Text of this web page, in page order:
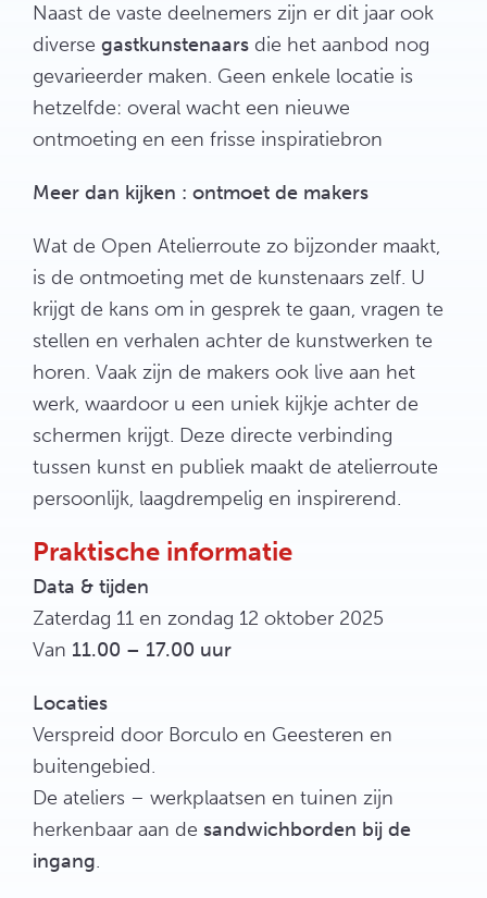
Naast de vaste deelnemers zijn er dit jaar ook
diverse gastkunstenaars die het aanbod nog
gevarieerder maken. Geen enkele locatie is
hetzelfde: overal wacht een nieuwe
ontmoeting en een frisse inspiratiebron
Meer dan kijken : ontmoet de makers
Wat de Open Atelierroute zo bijzonder maakt,
is de ontmoeting met de kunstenaars zelf. U
krijgt de kans om in gesprek te gaan, vragen te
stellen en verhalen achter de kunstwerken te
horen. Vaak zijn de makers ook live aan het
werk, waardoor u een uniek kijkje achter de
schermen krijgt. Deze directe verbinding
tussen kunst en publiek maakt de atelierroute
persoonlijk, laagdrempelig en inspirerend.
Praktische informatie
Data & tijden
Zaterdag 11 en zondag 12 oktober 2025
Van 11.00 – 17.00 uur
Locaties
Verspreid door Borculo en Geesteren en
buitengebied.
De ateliers – werkplaatsen en tuinen zijn
herkenbaar aan de sandwichborden bij de
ingang.